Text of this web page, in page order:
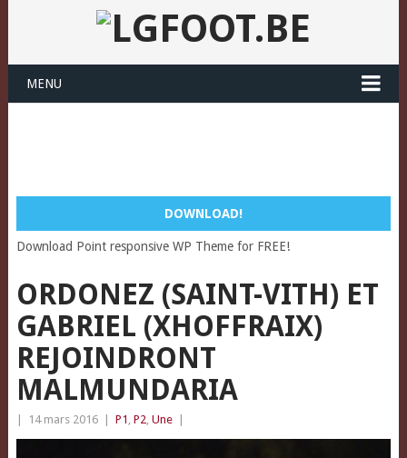
MENU
DOWNLOAD!
Download Point responsive WP Theme for FREE!
ORDONEZ (SAINT-VITH) ET
GABRIEL (XHOFFRAIX)
REJOINDRONT
MALMUNDARIA
14 mars 2016 P1 , P2, Une